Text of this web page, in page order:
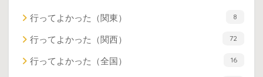
行ってよかった（関東） 8
行ってよかった（関西） 72
行ってよかった（全国） 16